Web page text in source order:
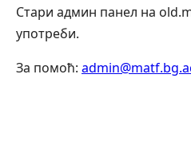
Стари админ панел на
употреби.
За помоћ: